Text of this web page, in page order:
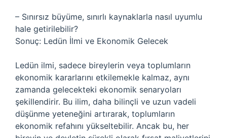
– Sınırsız büyüme, sınırlı kaynaklarla nasıl uyumlu
hale getirilebilir?
Sonuç: Ledün İlmi ve Ekonomik Gelecek
Ledün ilmi, sadece bireylerin veya toplumların
ekonomik kararlarını etkilemekle kalmaz, aynı
zamanda gelecekteki ekonomik senaryoları
şekillendirir. Bu ilim, daha bilinçli ve uzun vadeli
düşünme yeteneğini artırarak, toplumların
ekonomik refahını yükseltebilir. Ancak bu, her